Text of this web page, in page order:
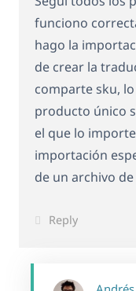
funciono
hago la
de crear la
comparte sku,
producto único
el que lo
importación
de un archivo
Reply